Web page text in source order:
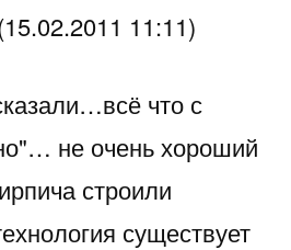
11:11)
что с
не очень хороший
строили
существует